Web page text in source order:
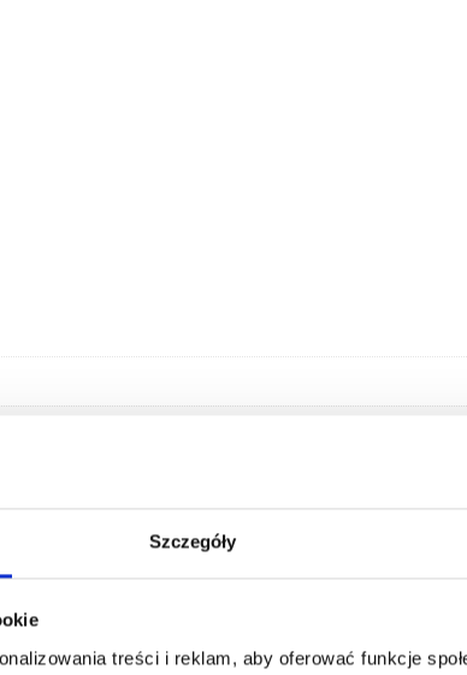
Szczegóły
treści i reklam, aby oferować funkcje